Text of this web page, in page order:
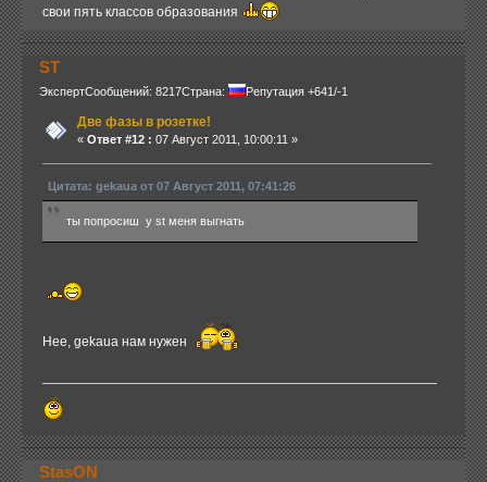
свои пять классов образования
ST
ЭкспертСообщений: 8217Страна: Репутация +641/-1
Две фазы в розетке!
« Ответ #12 : 07 Август 2011, 10:00:11 »
Цитата: gekaua от 07 Август 2011, 07:41:26
ты попросиш у st меня выгнать
Нее, gekaua нам нужен
StasON